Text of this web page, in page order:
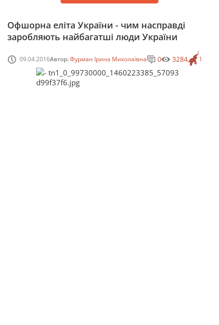
Офшорна еліта України - чим насправді
заробляють найбагатші люди України
09.04.2016Автор:Фурман Ірина Миколаївна 1
0 3284